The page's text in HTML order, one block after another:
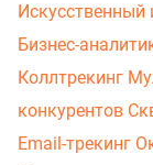
Искусственный
Бизнес-
Коллтрекинг
конкурентов
Email-трекинг